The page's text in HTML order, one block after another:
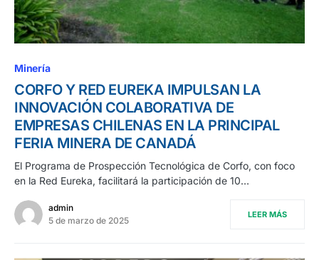
Minería
CORFO Y RED EUREKA IMPULSAN LA
INNOVACIÓN COLABORATIVA DE
EMPRESAS CHILENAS EN LA PRINCIPAL
FERIA MINERA DE CANADÁ
El Programa de Prospección Tecnológica de Corfo, con foco
en la Red Eureka, facilitará la participación de 10…
admin
5 de marzo de 2025
LEER MÁS